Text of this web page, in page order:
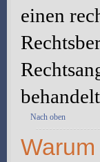
einen
Nach oben